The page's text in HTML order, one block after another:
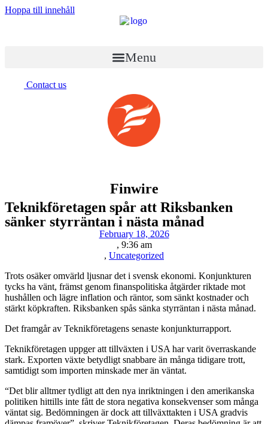
Hoppa till innehåll
Menu
Contact us
Finwire
Teknikföretagen spår att Riksbanken
sänker styrräntan i nästa månad
February 18, 2026
, 9:36 am
, Uncategorized
Trots osäker omvärld ljusnar det i svensk ekonomi. Konjunkturen
tycks ha vänt, främst genom finanspolitiska åtgärder riktade mot
hushållen och lägre inflation och räntor, som sänkt kostnader och
stärkt köpkraften. Riksbanken spås sänka styrräntan i nästa månad.
Det framgår av Teknikföretagens senaste konjunkturrapport.
Teknikföretagen uppger att tillväxten i USA har varit överraskande
stark. Exporten växte betydligt snabbare än många tidigare trott,
samtidigt som importen minskade mer än väntat.
“Det blir alltmer tydligt att den nya inriktningen i den amerikanska
politiken hittills inte fått de stora negativa konsekvenser som många
väntat sig. Bedömningen är dock att tillväxttakten i USA gradvis